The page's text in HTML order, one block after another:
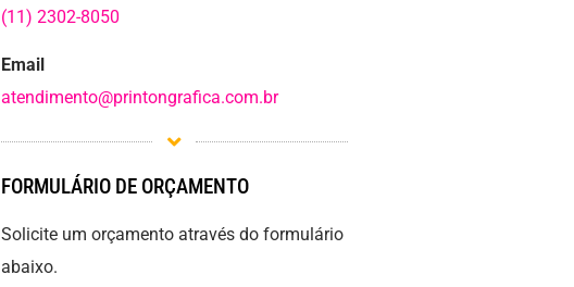
(11) 2302-8050
Email
atendimento@printongrafica.com.br
FORMULÁRIO DE ORÇAMENTO
Solicite um orçamento através do formulário
abaixo.